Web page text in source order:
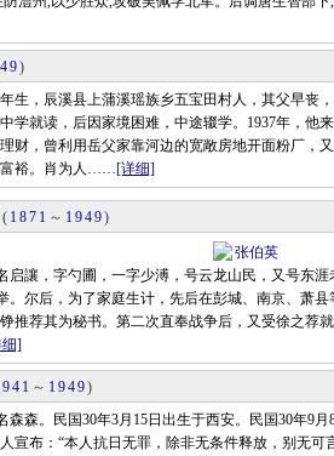
)
，辰溪县上蒲溪瑶族乡五宝田村人，其父早丧
学就读，后因家境困难，中途辍学。1937年，他
财，曾利用岳父家靠河边的宽敞房地开面粉厂，
富裕。肖为人……[详细]
( 1871 ～ 1949)
讓，字勺圃，一字少溥，号云龙山民，又号东
。尔后，为了家庭生计，先后在彭城、南京、萧
推荐其为秘书。第二次直奉战争后，又受徐之荐
]
～ 1949)
森。民国30年3月15日出生于西安。民国30年9
宣布：“本人抗日无罪，除非无条件释放，别无